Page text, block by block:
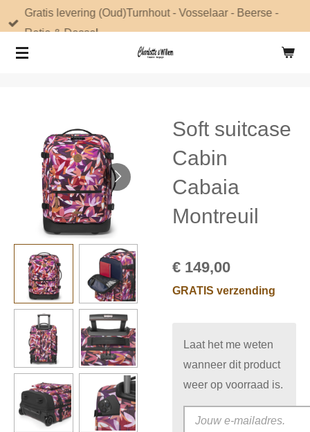
direct
naar
Gratis levering (Oud)Turnhout - Vosselaar - Beerse -
Retie & Dessel
Soft suitcase
Cabin
Cabaia
Montreuil
€ 149,00
GRATIS verzending
Laat het me weten
wanneer dit product
weer op voorraad is.